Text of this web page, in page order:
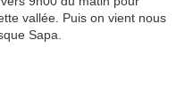
vallée. Puis on vient nous
Sapa.